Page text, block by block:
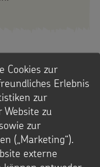
Cookies zur
Erlebnis
zur
zu
zur
(„Marketing“).
externe